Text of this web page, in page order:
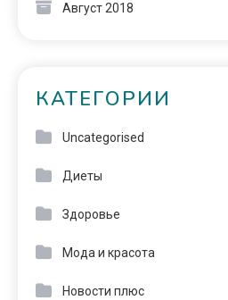
Август 2018
КАТЕГОРИИ
Uncategorised
Диеты
Здоровье
Мода и красота
Новости плюс